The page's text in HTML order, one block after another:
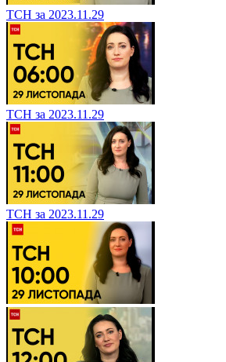
ТСН за 2023.11.29
ТСН за 2023.11.29
ТСН за 2023.11.29